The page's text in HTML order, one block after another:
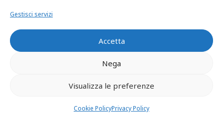
Gestisci servizi
Accetta
Nega
Visualizza le preferenze
Cookie PolicyPrivacy Policy
Verranno definiti gli obblighi
finanziari, inclusi gli alimenti
per i figli minori, secondo le
dei bambini.
Rispetto delle Decisioni